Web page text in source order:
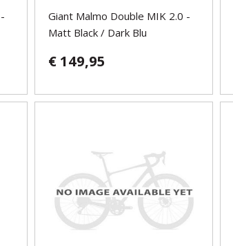
Giant Malmo Double MIK 2.0 -
Matt Black / Dark Blu
€ 149,95